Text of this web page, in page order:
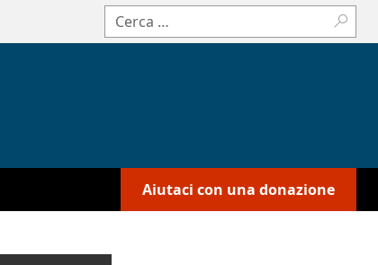
Cerca:
Aiutaci con una donazione